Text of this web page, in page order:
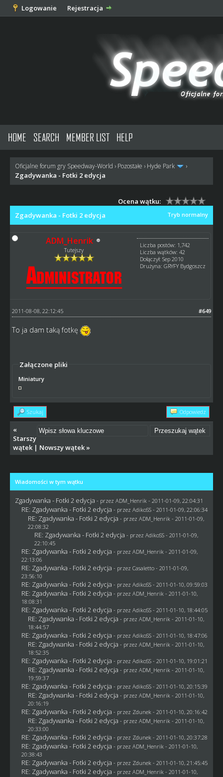
Logowanie Rejestracja
HOME SEARCH MEMBER LIST HELP
Oficjalne forum gry Speedway-World › Pozostałe › Hyde Park ›
Zgadywanka - Fotki 2 edycja
Ocena wątku:
Tryb normalny
Zgadywanka - Fotki 2 edycja
ADM_Henrik
Tutejszy
Liczba postów: 1,742
Liczba wątków: 42
Dołączył: Sep 2010
Drużyna: GRYFY Bydgoszcz
#649
2011-08-08, 22:12:45
To ja dam taką fotkę
Załączone pliki
Miniatury
Szukaj Odpowiedz
«
Starszy
wątek| Nowszy wątek»
Wiadomości w tym wątku
Zgadywanka - Fotki 2 edycja - przez ADM_Henrik - 2011-01-09, 22:04:31
RE: Zgadywanka - Fotki 2 edycja - przez AdikoSS - 2011-01-09, 22:06:34
RE: Zgadywanka - Fotki 2 edycja - przez ADM_Henrik - 2011-01-09,
22:08:32
RE: Zgadywanka - Fotki 2 edycja - przez AdikoSS - 2011-01-09,
22:10:45
RE: Zgadywanka - Fotki 2 edycja - przez ADM_Henrik - 2011-01-09,
22:13:06
RE: Zgadywanka - Fotki 2 edycja - przez Casaletto- 2011-01-09,
23:56:10
RE: Zgadywanka - Fotki 2 edycja - przez AdikoSS - 2011-01-10, 09:59:03
RE: Zgadywanka - Fotki 2 edycja - przez ADM_Henrik - 2011-01-10,
18:08:31
RE: Zgadywanka - Fotki 2 edycja - przez AdikoSS - 2011-01-10, 18:44:05
RE: Zgadywanka - Fotki 2 edycja - przez ADM_Henrik - 2011-01-10,
18:44:57
RE: Zgadywanka - Fotki 2 edycja - przez AdikoSS - 2011-01-10, 18:47:06
RE: Zgadywanka - Fotki 2 edycja - przez ADM_Henrik - 2011-01-10,
18:52:35
RE: Zgadywanka - Fotki 2 edycja - przez AdikoSS - 2011-01-10, 19:01:21
RE: Zgadywanka - Fotki 2 edycja - przez ADM_Henrik - 2011-01-10,
19:59:37
RE: Zgadywanka - Fotki 2 edycja - przez AdikoSS - 2011-01-10, 20:15:39
RE: Zgadywanka - Fotki 2 edycja - przez ADM_Henrik - 2011-01-10,
20:16:19
RE: Zgadywanka - Fotki 2 edycja - przez Zdunek - 2011-01-10, 20:16:42
RE: Zgadywanka - Fotki 2 edycja - przez ADM_Henrik - 2011-01-10,
20:33:00
RE: Zgadywanka - Fotki 2 edycja - przez Zdunek - 2011-01-10, 20:37:28
RE: Zgadywanka - Fotki 2 edycja - przez ADM_Henrik - 2011-01-10,
20:38:43
RE: Zgadywanka - Fotki 2 edycja - przez Zdunek - 2011-01-10, 21:45:45
RE: Zgadywanka - Fotki 2 edycja - przez ADM_Henrik - 2011-01-10,